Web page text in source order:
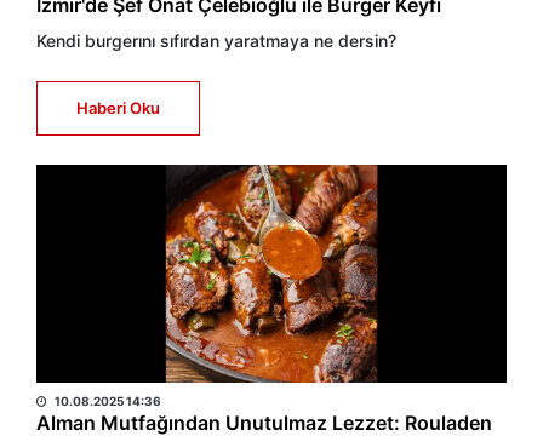
İzmir'de Şef Onat Çelebioğlu ile Burger Keyfi
Kendi burgerını sıfırdan yaratmaya ne dersin?
Haberi Oku
HABER MERKEZİ
10.08.2025 14:36
Alman Mutfağından Unutulmaz Lezzet: Rouladen